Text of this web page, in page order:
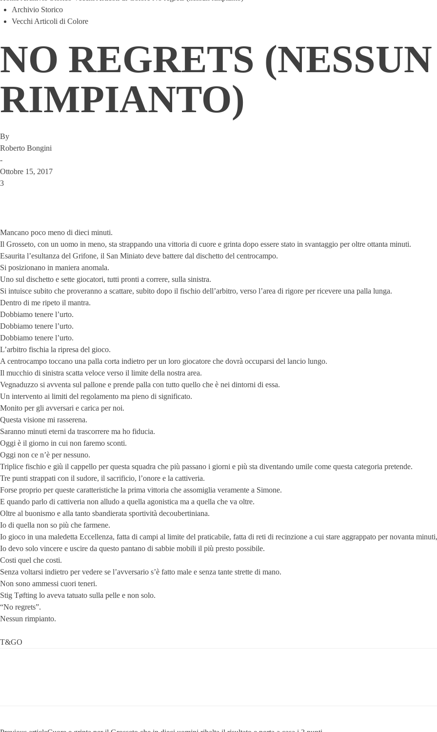
Archivio Storico
Vecchi Articoli di Colore
NO REGRETS (NESSUN
RIMPIANTO)
By
Roberto Bongini
-
Ottobre 15, 2017
3
Mancano poco meno di dieci minuti.
Il Grosseto, con un uomo in meno, sta strappando una vittoria di cuore e grinta dopo essere stato in svantaggio per oltre ottanta minuti.
Esaurita l’esultanza del Grifone, il San Miniato deve battere dal dischetto del centrocampo.
Si posizionano in maniera anomala.
Uno sul dischetto e sette giocatori, tutti pronti a correre, sulla sinistra.
Si intuisce subito che proveranno a scattare, subito dopo il fischio dell’arbitro, verso l’area di rigore per ricevere una palla lunga.
Dentro di me ripeto il mantra.
Dobbiamo tenere l’urto.
Dobbiamo tenere l’urto.
Dobbiamo tenere l’urto.
L’arbitro fischia la ripresa del gioco.
A centrocampo toccano una palla corta indietro per un loro giocatore che dovrà occuparsi del lancio lungo.
Il mucchio di sinistra scatta veloce verso il limite della nostra area.
Vegnaduzzo si avventa sul pallone e prende palla con tutto quello che è nei dintorni di essa.
Un intervento ai limiti del regolamento ma pieno di significato.
Monito per gli avversari e carica per noi.
Questa visione mi rasserena.
Saranno minuti eterni da trascorrere ma ho fiducia.
Oggi è il giorno in cui non faremo sconti.
Oggi non ce n’è per nessuno.
Triplice fischio e giù il cappello per questa squadra che più passano i giorni e più sta diventando umile come questa categoria pretende.
Tre punti strappati con il sudore, il sacrificio, l’onore e la cattiveria.
Forse proprio per queste caratteristiche la prima vittoria che assomiglia veramente a Simone.
E quando parlo di cattiveria non alludo a quella agonistica ma a quella che va oltre.
Oltre al buonismo e alla tanto sbandierata sportività decoubertiniana.
Io di quella non so più che farmene.
Io gioco in una maledetta Eccellenza, fatta di campi al limite del praticabile, fatta di reti di recinzione a cui stare aggrappato per novanta
Io devo solo vincere e uscire da questo pantano di sabbie mobili il più presto possibile.
Costi quel che costi.
Senza voltarsi indietro per vedere se l’avversario s’è fatto male e senza tante strette di mano.
Non sono ammessi cuori teneri.
Stig Tøfting lo aveva tatuato sulla pelle e non solo.
“No regrets”.
Nessun rimpianto.
T&GO